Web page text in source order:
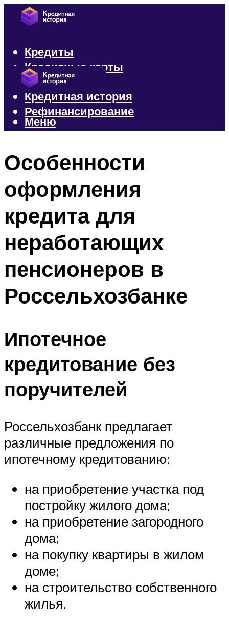
Кредиты
Кредитные карты
Микрозаймы
Кредитная история
Рефинансирование
Меню
Особенности
оформления
кредита для
неработающих
пенсионеров в
Россельхозбанке
Ипотечное
кредитование без
поручителей
Россельхозбанк предлагает
различные предложения по
ипотечному кредитованию:
на приобретение участка под
постройку жилого дома;
на приобретение загородного
дома;
на покупку квартиры в жилом
доме;
на строительство собственного
жилья.